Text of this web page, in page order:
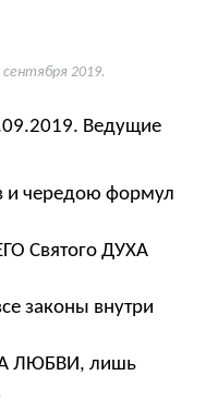
сентября 2019.
Ведущие
и чередою формул
Святого ДУХА
законы внутри
ЛЮБВИ, лишь